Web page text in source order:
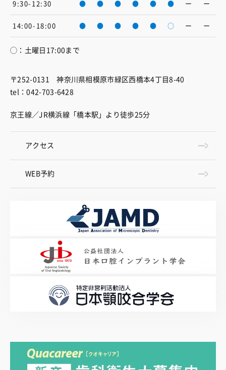
9:30-12:30 ● ● ● ● ● ● ー ー
14:00-18:00 ● ● ● ● ● ○ ー ー
◯：土曜日17:00まで
〒252-0131 神奈川県相模原市緑区西橋本4丁目8-40
tel：042-703-6428
京王線／JR横浜線「橋本駅」より徒歩25分
アクセス
WEB予約